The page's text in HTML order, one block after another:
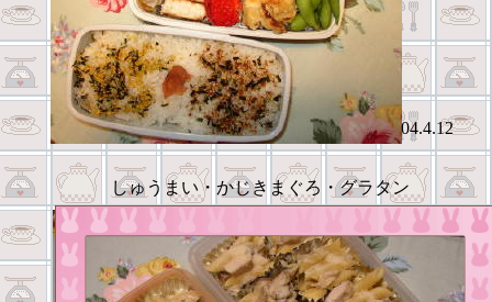
04.4.12
しゅうまい・かじきまぐろ・グラタン